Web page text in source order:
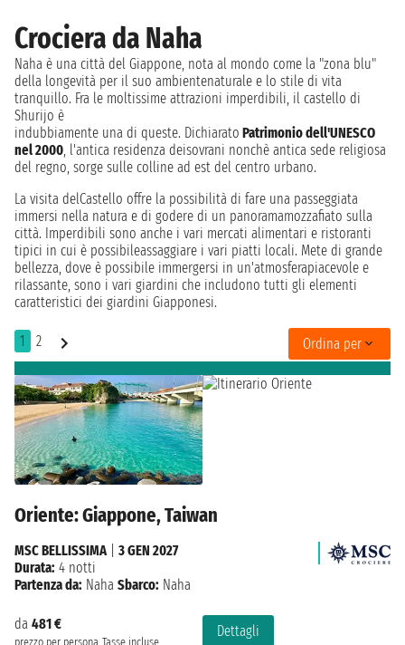
Crociera da Naha
Naha è una città del Giappone, nota al mondo come la "zona blu"
della longevità per il suo ambientenaturale e lo stile di vita
tranquillo. Fra le moltissime attrazioni imperdibili, il castello di
Shurijo è
indubbiamente una di queste. Dichiarato Patrimonio dell'UNESCO
nel 2000, l'antica residenza deisovrani nonchè antica sede religiosa
del regno, sorge sulle colline ad est del centro urbano.
La visita delCastello offre la possibilità di fare una passeggiata
immersi nella natura e di godere di un panoramamozzafiato sulla
città. Imperdibili sono anche i vari mercati alimentari e ristoranti
tipici in cui è possibileassaggiare i vari piatti locali. Mete di grande
bellezza, dove è possibile immergersi in un'atmosferapiacevole e
rilassante, sono i vari giardini che includono tutti gli elementi
caratteristici dei giardini Giapponesi.
1 2 Ordina per
Oriente: Giappone, Taiwan
da 481 €
Dettagli
MSC BELLISSIMA| 3 GEN 2027
Durata: 4 notti
Partenza da: Naha Sbarco: Naha